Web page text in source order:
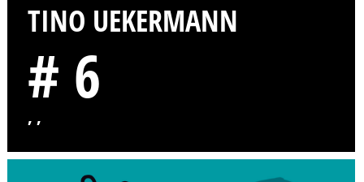
TINO UEKERMANN
# 6
, ,